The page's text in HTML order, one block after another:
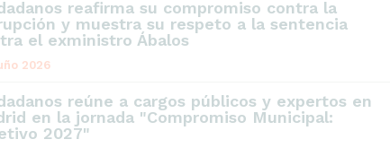
reafirma su compromiso contra la
y muestra su respeto a la sentencia
el exministro Ábalos
2026
reúne a cargos públicos y expertos en
en la jornada "Compromiso Municipal:
2027"